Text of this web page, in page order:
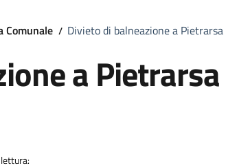
Comunale Divieto di balneazione a Pietrarsa
a Pietrarsa